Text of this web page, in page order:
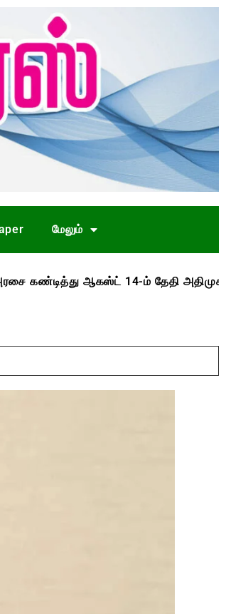
மேலும்
ஆகஸ்ட் 14-ம் தேதி அதிமுக ஆர்ப்பாட்டம்